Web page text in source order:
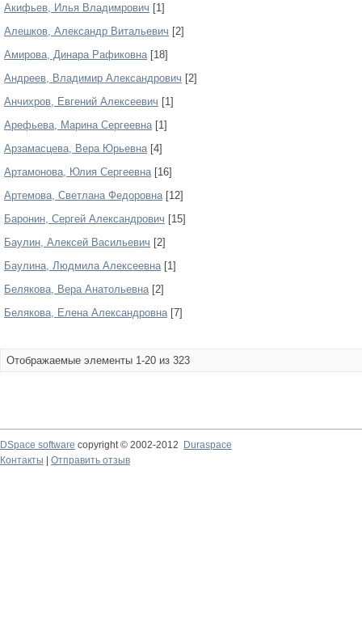
Акифьев, Илья Владимрович [1]
Алешков, Александр Витальевич [2]
Амирова, Динара Рафиковна[18]
Андреев, Владимир Александрович [2]
Анчихров, Евгений Алексеевич [1]
Арефьева, Марина Сергеевна[1]
Арзамасцева, Вера Юрьевна[4]
Артамонова, Юлия Сергеевна[16]
Артемова, Светлана Федоровна[12]
Баронин, Сергей Александрович [15]
Баулин, Алексей Васильевич [2]
Баулина, Людмила Алексеевна[1]
Белякова, Вера Анатольевна[2]
Белякова, Елена Александровна[7]
Отображаемые элементы 1-20 из 323
DSpace software copyright © 2002-2012
Duraspace
Контакты
Отправить отзыв